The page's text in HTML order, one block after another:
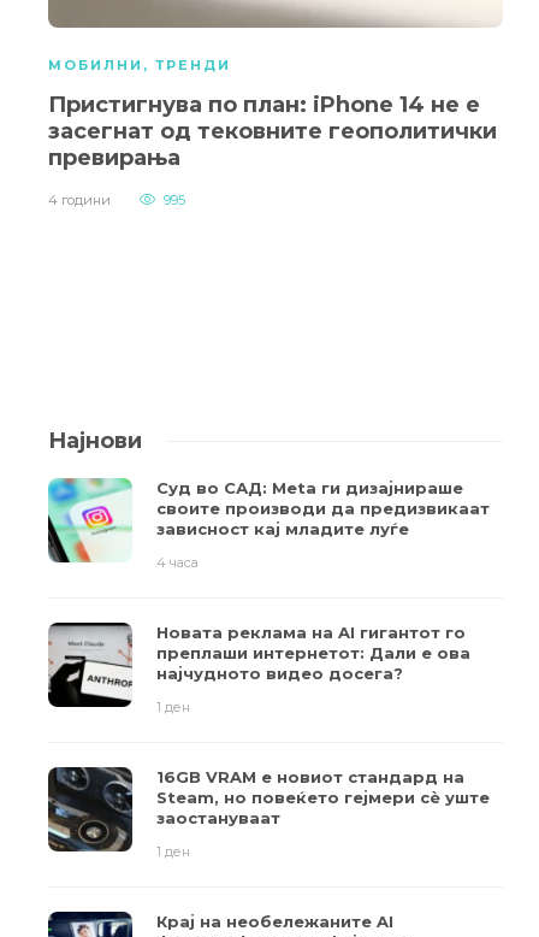
МОБИЛНИ , ТРЕНДИ
Пристигнува по план: iPhone 14 не е
засегнат од тековните геополитички
превирања
4 години 995
Најнови
Суд во САД: Meta ги дизајнираше
своите производи да предизвикаат
зависност кај младите луѓе
4 часа
Новата реклама на AI гигантот го
преплаши интернетот: Дали е ова
најчудното видео досега?
1 ден
16GB VRAM е новиот стандард на
Steam, но повеќето гејмери ​​сè уште
заостануваат
1 ден
Крај на необележаните AI